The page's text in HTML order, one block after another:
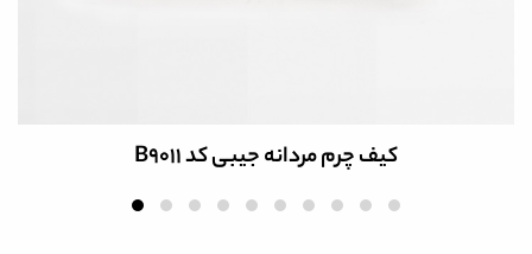
کیف چرم مردانه پالتویی کد B6002